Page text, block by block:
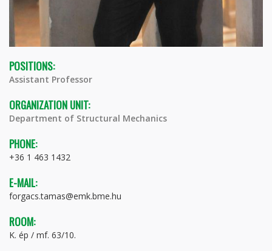
POSITIONS:
Assistant Professor
ORGANIZATION UNIT:
Department of Structural Mechanics
PHONE:
+36 1 463 1432
E-MAIL:
forgacs.tamas@emk.bme.hu
ROOM:
K. ép / mf. 63/10.